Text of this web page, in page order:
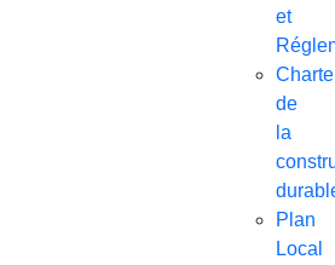
et
Charte
de
la
Plan
Local